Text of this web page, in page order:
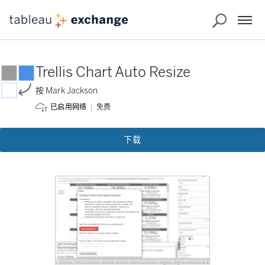
Trellis Chart Auto Resize
按 Mark Jackson
已启用网络 免费
下载